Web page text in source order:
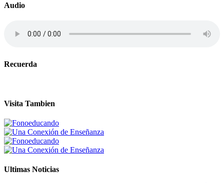
Audio
Recuerda
Visita Tambien
Ultimas Noticias